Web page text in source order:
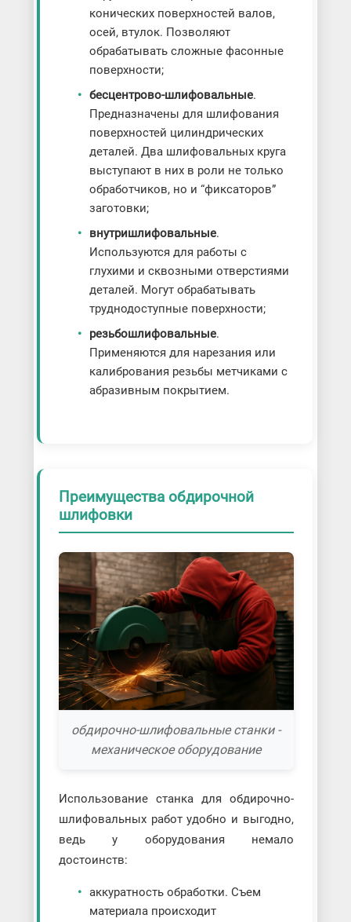
конических поверхностей валов,
осей, втулок. Позволяют
обрабатывать сложные фасонные
поверхности;
бесцентрово-шлифовальные.
Предназначены для шлифования
поверхностей цилиндрических
деталей. Два шлифовальных круга
выступают в них в роли не только
обработчиков, но и “фиксаторов”
заготовки;
внутришлифовальные.
Используются для работы с
глухими и сквозными отверстиями
деталей. Могут обрабатывать
труднодоступные поверхности;
резьбошлифовальные.
Применяются для нарезания или
калибрования резьбы метчиками с
абразивным покрытием.
Преимущества обдирочной
шлифовки
обдирочно-шлифовальные станки -
механическое оборудование
Использование станка для обдирочно-
шлифовальных работ удобно и выгодно,
ведь у оборудования немало
достоинств:
аккуратность обработки. Съем
материала происходит